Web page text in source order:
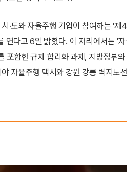
·도와 자율주행 기업이 참여하는 '제
연다고 6일 밝혔다. 이 자리에서는 '자
포함한 규제 합리화 과제, 지방정부와
자율주행 택시와 강원 강릉 벽지노